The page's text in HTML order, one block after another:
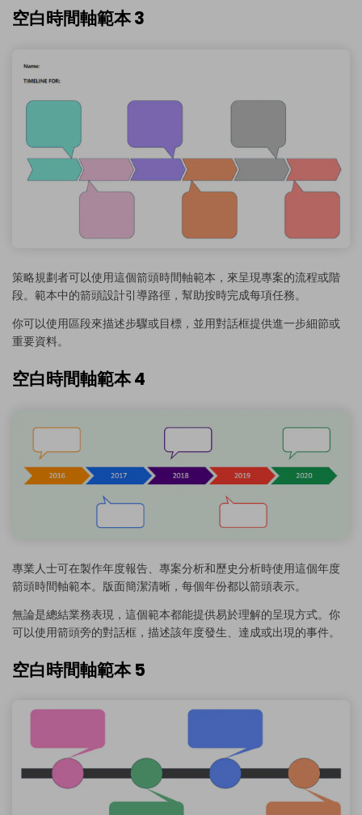
空白時間軸範本 3
策略規劃者可以使用這個箭頭時間軸範本，來呈現專案的流程或階
段。範本中的箭頭設計引導路徑，幫助按時完成每項任務。
你可以使用區段來描述步驟或目標，並用對話框提供進一步細節或
重要資料。
空白時間軸範本 4
專業人士可在製作年度報告、專案分析和歷史分析時使用這個年度
箭頭時間軸範本。版面簡潔清晰，每個年份都以箭頭表示。
無論是總結業務表現，這個範本都能提供易於理解的呈現方式。你
可以使用箭頭旁的對話框，描述該年度發生、達成或出現的事件。
空白時間軸範本 5